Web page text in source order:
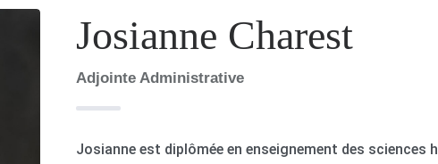
Josianne Charest
Adjointe Administrative
Josianne est diplômée en enseignement des sciences